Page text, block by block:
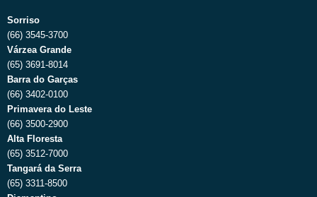
Sorriso
(66) 3545-3700
Várzea Grande
(65) 3691-8014
Barra do Garças
(66) 3402-0100
Primavera do Leste
(66) 3500-2900
Alta Floresta
(65) 3512-7000
Tangará da Serra
(65) 3311-8500